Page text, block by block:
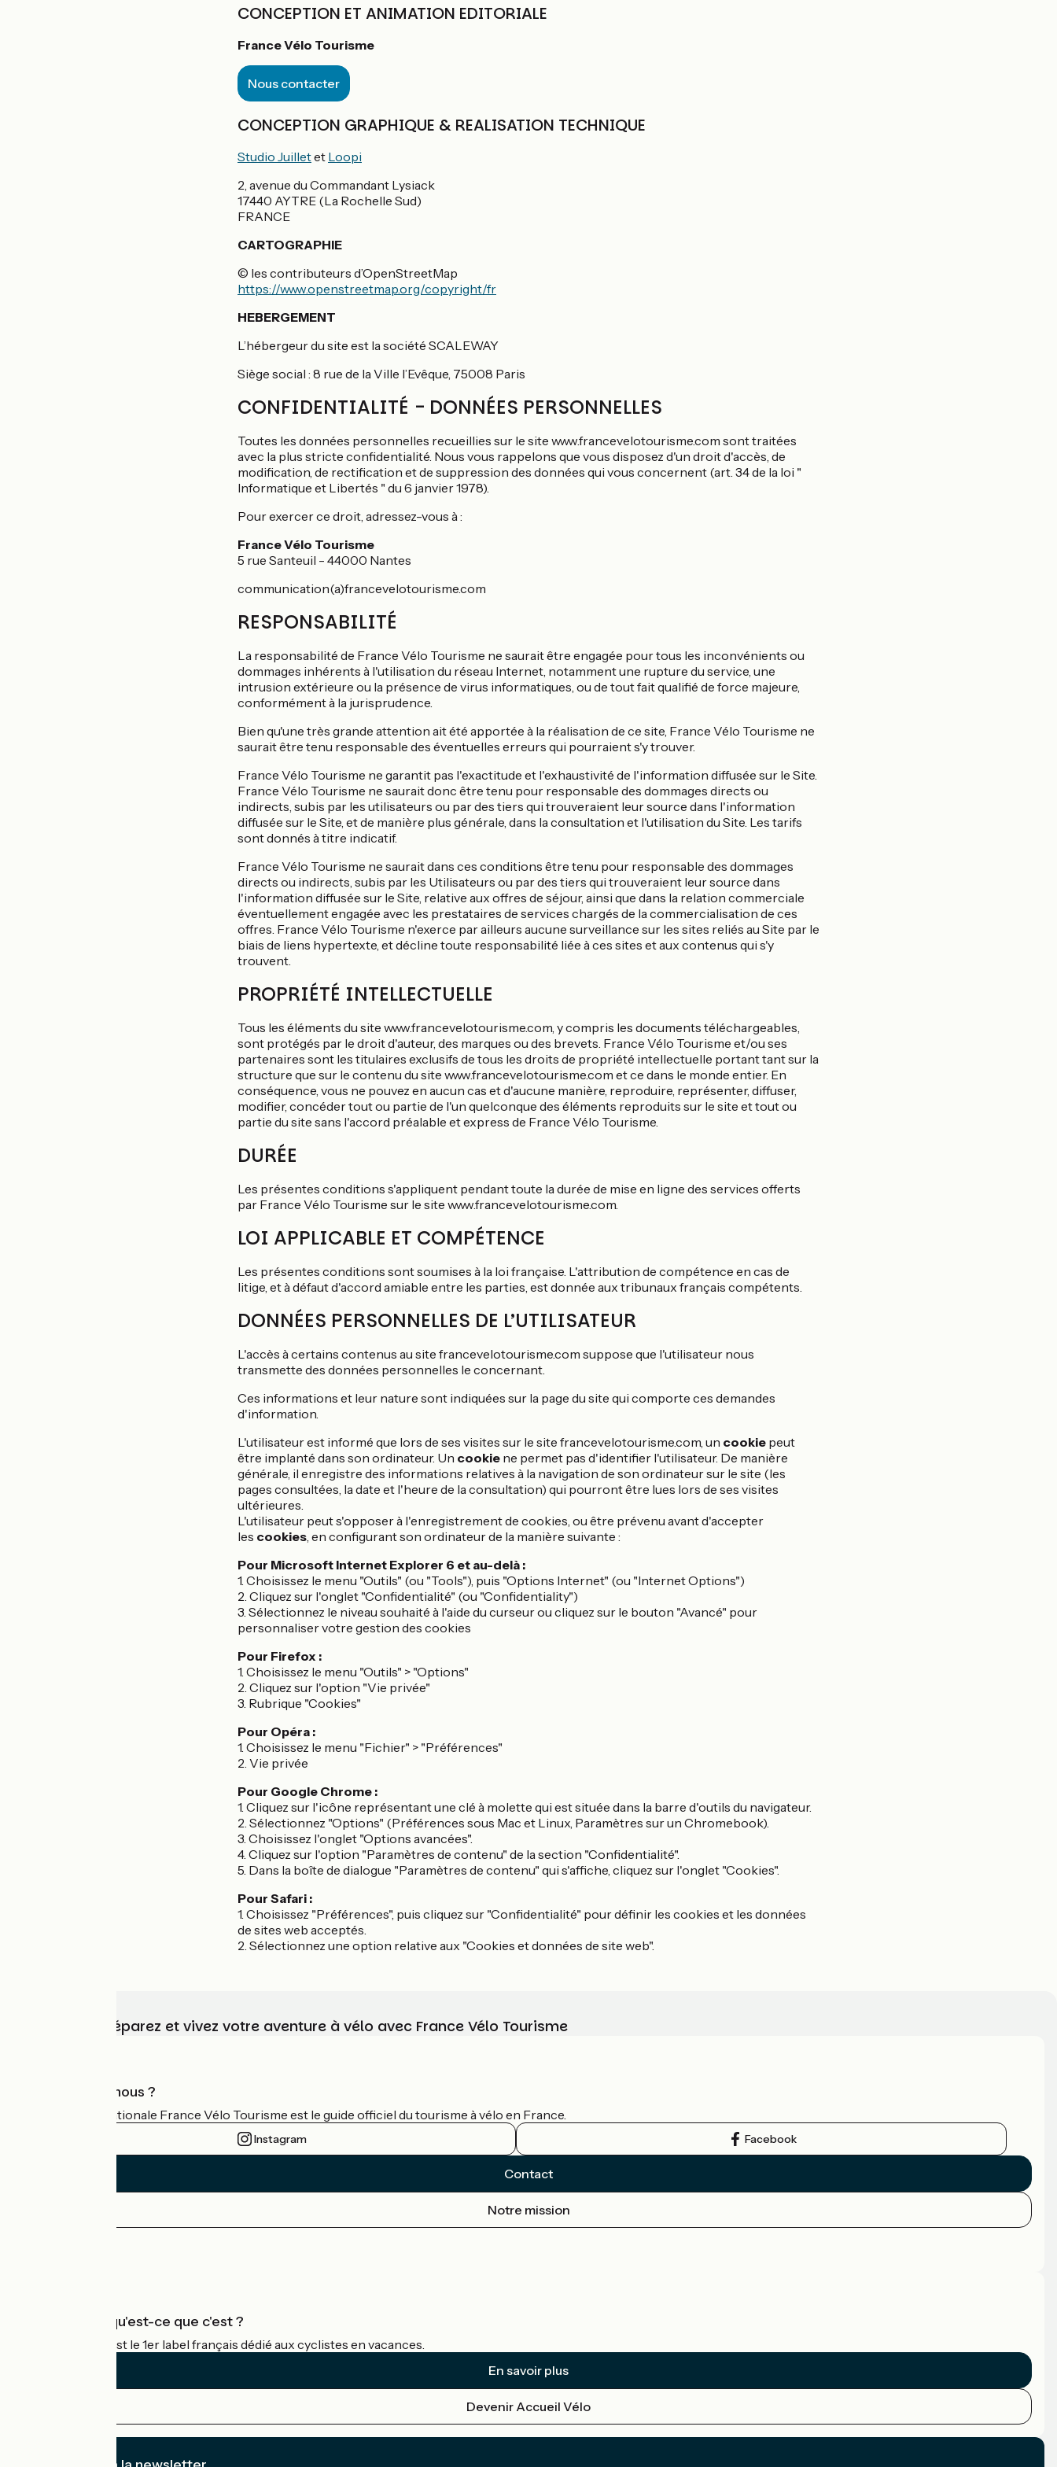
CONCEPTION ET ANIMATION EDITORIALE
France Vélo Tourisme
Nous contacter
CONCEPTION GRAPHIQUE & REALISATION TECHNIQUE
Studio Juilletet Loopi
2, avenue du Commandant Lysiack
17440 AYTRE (La Rochelle Sud)
FRANCE
CARTOGRAPHIE
© les contributeurs d’OpenStreetMap
https://www.openstreetmap.org/copyright/fr
HEBERGEMENT
L’hébergeur du site est la société SCALEWAY
Siège social : 8 rue de la Ville l’Evêque, 75008 Paris
CONFIDENTIALITÉ - DONNÉES PERSONNELLES
Toutes les données personnelles recueillies sur le site www.francevelotourisme.com sont traitées
avec la plus stricte confidentialité. Nous vous rappelons que vous disposez d'un droit d'accès, de
modification, de rectification et de suppression des données qui vous concernent (art. 34 de la loi "
Informatique et Libertés " du 6 janvier 1978).
Pour exercer ce droit, adressez-vous à :
France Vélo Tourisme
5 rue Santeuil - 44000 Nantes
communication(a)francevelotourisme.com
RESPONSABILITÉ
La responsabilité de France Vélo Tourisme ne saurait être engagée pour tous les inconvénients ou
dommages inhérents à l'utilisation du réseau Internet, notamment une rupture du service, une
intrusion extérieure ou la présence de virus informatiques, ou de tout fait qualifié de force majeure,
conformément à la jurisprudence.
Bien qu'une très grande attention ait été apportée à la réalisation de ce site, France Vélo Tourisme ne
saurait être tenu responsable des éventuelles erreurs qui pourraient s'y trouver.
France Vélo Tourisme ne garantit pas l'exactitude et l'exhaustivité de l'information diffusée sur le Site.
France Vélo Tourisme ne saurait donc être tenu pour responsable des dommages directs ou
indirects, subis par les utilisateurs ou par des tiers qui trouveraient leur source dans l'information
diffusée sur le Site, et de manière plus générale, dans la consultation et l'utilisation du Site. Les tarifs
sont donnés à titre indicatif.
France Vélo Tourisme ne saurait dans ces conditions être tenu pour responsable des dommages
directs ou indirects, subis par les Utilisateurs ou par des tiers qui trouveraient leur source dans
l'information diffusée sur le Site, relative aux offres de séjour, ainsi que dans la relation commerciale
éventuellement engagée avec les prestataires de services chargés de la commercialisation de ces
offres. France Vélo Tourisme n'exerce par ailleurs aucune surveillance sur les sites reliés au Site par le
biais de liens hypertexte, et décline toute responsabilité liée à ces sites et aux contenus qui s'y
trouvent.
PROPRIÉTÉ INTELLECTUELLE
Tous les éléments du site www.francevelotourisme.com, y compris les documents téléchargeables,
sont protégés par le droit d'auteur, des marques ou des brevets. France Vélo Tourisme et/ou ses
partenaires sont les titulaires exclusifs de tous les droits de propriété intellectuelle portant tant sur la
structure que sur le contenu du site www.francevelotourisme.com et ce dans le monde entier. En
conséquence, vous ne pouvez en aucun cas et d'aucune manière, reproduire, représenter, diffuser,
modifier, concéder tout ou partie de l'un quelconque des éléments reproduits sur le site et tout ou
partie du site sans l'accord préalable et express de France Vélo Tourisme.
DURÉE
Les présentes conditions s'appliquent pendant toute la durée de mise en ligne des services offerts
par France Vélo Tourisme sur le site www.francevelotourisme.com.
LOI APPLICABLE ET COMPÉTENCE
Les présentes conditions sont soumises à la loi française. L'attribution de compétence en cas de
litige, et à défaut d'accord amiable entre les parties, est donnée aux tribunaux français compétents.
DONNÉES PERSONNELLES DE L’UTILISATEUR
L'accès à certains contenus au site francevelotourisme.com suppose que l'utilisateur nous
transmette des données personnelles le concernant.
Ces informations et leur nature sont indiquées sur la page du site qui comporte ces demandes
d'information.
L'utilisateur est informé que lors de ses visites sur le site francevelotourisme.com, un cookie peut
être implanté dans son ordinateur. Un cookie ne permet pas d'identifier l'utilisateur. De manière
générale, il enregistre des informations relatives à la navigation de son ordinateur sur le site (les
pages consultées, la date et l'heure de la consultation) qui pourront être lues lors de ses visites
ultérieures.
L'utilisateur peut s'opposer à l'enregistrement de cookies, ou être prévenu avant d'accepter
les cookies, en configurant son ordinateur de la manière suivante :
Pour Microsoft Internet Explorer 6 et au-delà :
1. Choisissez le menu "Outils" (ou "Tools"), puis "Options Internet" (ou "Internet Options")
2. Cliquez sur l'onglet "Confidentialité" (ou "Confidentiality")
3. Sélectionnez le niveau souhaité à l'aide du curseur ou cliquez sur le bouton "Avancé" pour
personnaliser votre gestion des cookies
Pour Firefox :
1. Choisissez le menu "Outils" > "Options"
2. Cliquez sur l'option "Vie privée"
3. Rubrique "Cookies"
Pour Opéra :
1. Choisissez le menu "Fichier" > "Préférences"
2. Vie privée
Pour Google Chrome :
1. Cliquez sur l'icône représentant une clé à molette qui est située dans la barre d'outils du navigateur.
2. Sélectionnez "Options" (Préférences sous Mac et Linux, Paramètres sur un Chromebook).
3. Choisissez l'onglet "Options avancées".
4. Cliquez sur l'option "Paramètres de contenu" de la section "Confidentialité".
5. Dans la boîte de dialogue "Paramètres de contenu" qui s'affiche, cliquez sur l'onglet "Cookies".
Pour Safari :
1. Choisissez "Préférences", puis cliquez sur "Confidentialité" pour définir les cookies et les données
de sites web acceptés.
2. Sélectionnez une option relative aux "Cookies et données de site web".
Choisissez, préparez et vivez votre aventure à vélo avec France Vélo Tourisme
Qui sommes-nous ?
L'association nationale France Vélo Tourisme est le guide officiel du tourisme à vélo en France.
Instagram Facebook
Contact
Notre mission
Accueil Vélo qu'est-ce que c'est ?
Accueil Vélo c'est le 1er label français dédié aux cyclistes en vacances.
En savoir plus
Devenir Accueil Vélo